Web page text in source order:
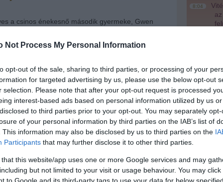
Not Process My Personal Information
opt-out of the sale, sharing to third parties, or processing of your
for targeted advertising by us, please use the below opt-out
selection. Please note that after your opt-out request is processed
interest-based ads based on personal information utilized by us
to third parties prior to your opt-out. You may separately
of your personal information by third parties on the IAB’s list of
This information may also be disclosed by us to third parties on the
Participants that may further disclose it to other third parties.
that this website/app uses one or more Google services and may
but not limited to your visit or usage behaviour. You may
to Google and its third-party tags to use your data for below
a csinos énekesnő második gyermeke, Gwen
+-
lett édesanya először Gwen Stefani ,
Gavin Rossdale-eligazi mintaszülőkké váltak.
érkezése megváltoztatta életüket.
Gwen, Zuma Nesta és Kingston
sztárja
babát vállalt, ezúttal kislányuk született, aki aZuma
8:04
18:19
A
16:21
12:56
a